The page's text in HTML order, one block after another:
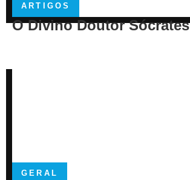
ARTIGOS
O Divino Doutor Sócrates
GERAL